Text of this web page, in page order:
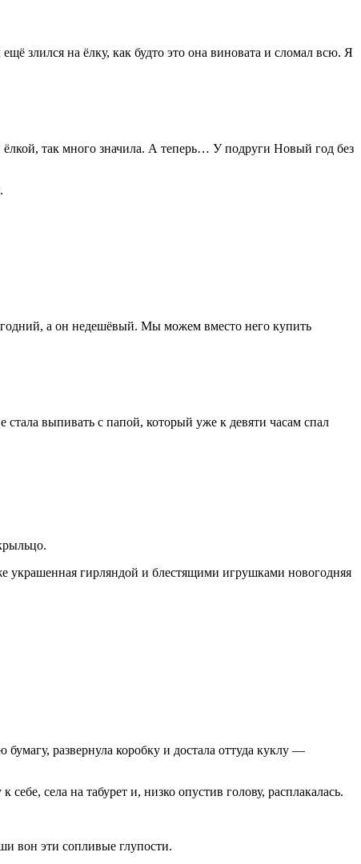
злился на ёлку, как будто это она виновата и сломал всю. Я
так много значила. А теперь… У подруги Новый год без
а он недешёвый. Мы можем вместо него купить
выпивать с папой, который уже к девяти часам спал
гирляндой и блестящими игрушками новогодняя
развернула коробку и достала оттуда куклу —
села на табурет и, низко опустив голову, расплакалась.
вон эти сопливые глупости.